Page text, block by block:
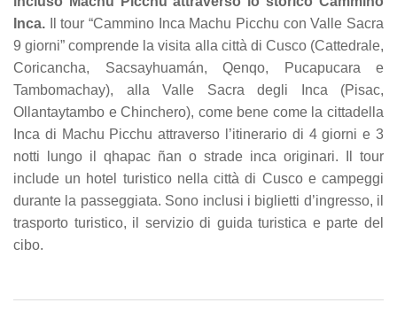
Inca. Il tour “Cammino Inca Machu Picchu con Valle Sacra
9 giorni” comprende la visita alla città di Cusco (Cattedrale,
Coricancha, Sacsayhuamán, Qenqo, Pucapucara e
Tambomachay), alla Valle Sacra degli Inca (Pisac,
Ollantaytambo e Chinchero), come bene come la cittadella
Inca di Machu Picchu attraverso l’itinerario di 4 giorni e 3
notti lungo il qhapac ñan o strade inca originari. Il tour
include un hotel turistico nella città di Cusco e campeggi
durante la passeggiata. Sono inclusi i biglietti d’ingresso, il
trasporto turistico, il servizio di guida turistica e parte del
cibo.